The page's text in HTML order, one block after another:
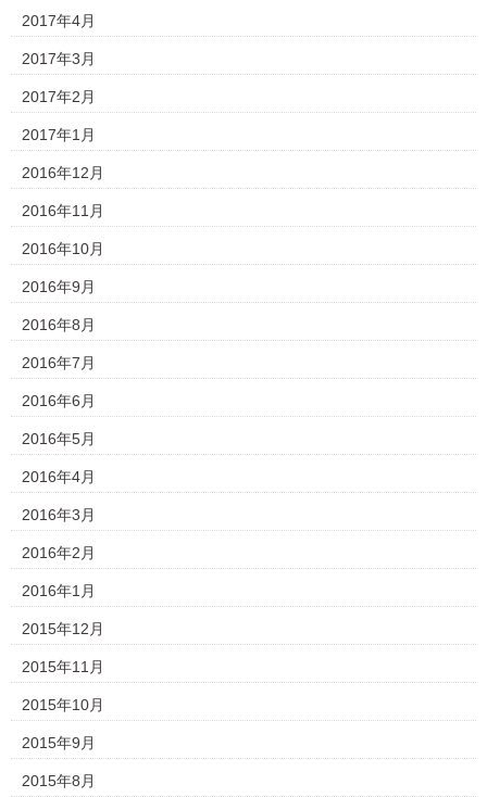
2017年4月
2017年3月
2017年2月
2017年1月
2016年12月
2016年11月
2016年10月
2016年9月
2016年8月
2016年7月
2016年6月
2016年5月
2016年4月
2016年3月
2016年2月
2016年1月
2015年12月
2015年11月
2015年10月
2015年9月
2015年8月